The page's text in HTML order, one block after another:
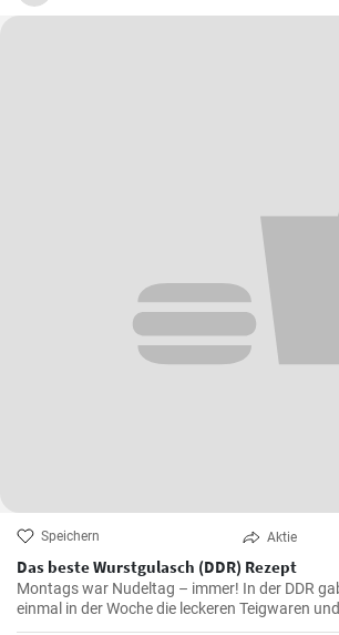
Speichern Aktie
Das beste Wurstgulasch (DDR) Rezept
Montags war Nudeltag – immer! In der DDR
einmal in der Woche die leckeren Teigwaren
Wurstgulasch .Das Gulasch mit Paprika und